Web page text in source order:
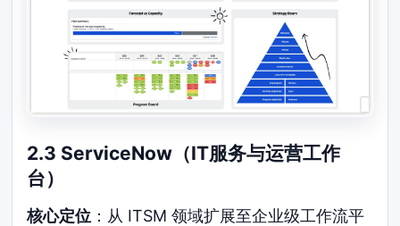
2.3 ServiceNow（IT服务与运营工作
台）
核心定位 ：从 ITSM 领域扩展至企业级工作流平